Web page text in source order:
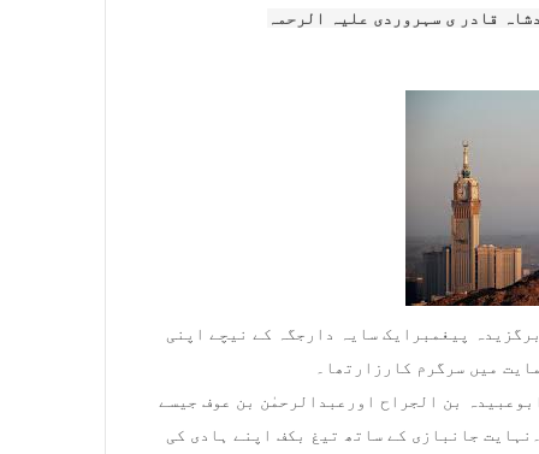
قادر ی سہروردی علیہ الرحمہ
پیغمبرایک سایہ دارجگہ کے نیچے اپنی
میں سرگرم کارزارتھا۔
بن الجراح اورعبدالرحمٰن بن عوف جیسے
جانبازی کے ساتھ تیغ بکف اپنے ہادی کی